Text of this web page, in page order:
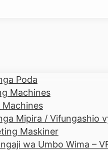
Poda
Machines
Machines
Mipira / Vifungashio
Maskiner
wa Umbo Wima –